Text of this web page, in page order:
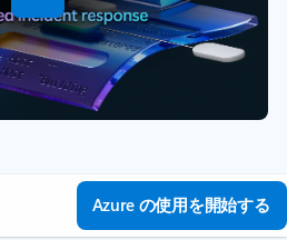
Azure の使用を開始する